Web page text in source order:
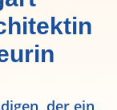
der ein